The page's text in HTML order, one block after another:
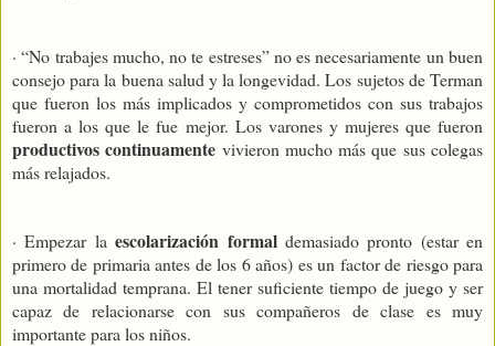
· “No trabajes mucho, no te estreses” no es necesariamente un buen
consejo para la buena salud y la longevidad. Los sujetos de Terman
que fueron los más implicados y comprometidos con sus trabajos
fueron a los que le fue mejor. Los varones y mujeres que fueron
productivos continuamente vivieron mucho más que sus colegas
más relajados.
· Empezar laescolarización formaldemasiado pronto (estar en
primero de primaria antes de los 6 años) es un factor de riesgo para
una mortalidad temprana. El tener suficiente tiempo de juego y ser
capaz de relacionarse con sus compañeros de clase es muy
importante para los niños.